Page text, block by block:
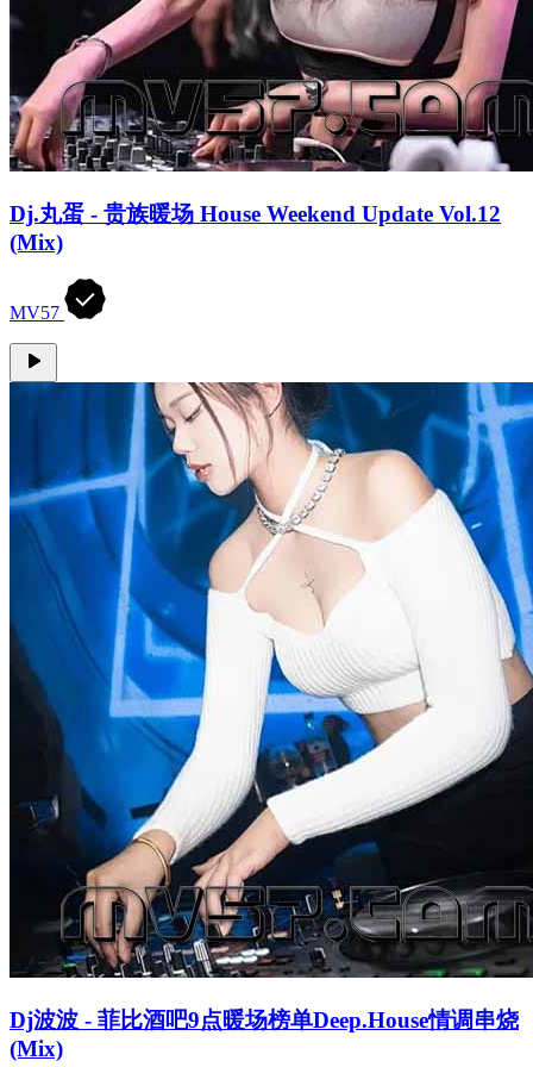
Dj.丸蛋 - 贵族暖场 House Weekend Update Vol.12
(Mix)
MV57
Dj波波 - 菲比酒吧9点暖场榜单Deep.House情调串烧
(Mix)